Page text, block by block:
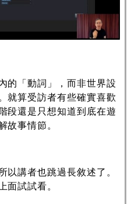
的「動詞」，而非世界設
就算受訪者有些確實喜歡
段還是只想知道到底在遊
故事情節。
以講者也跳過長敘述了。
面試試看。